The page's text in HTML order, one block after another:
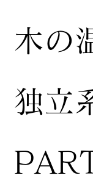
木の
独立